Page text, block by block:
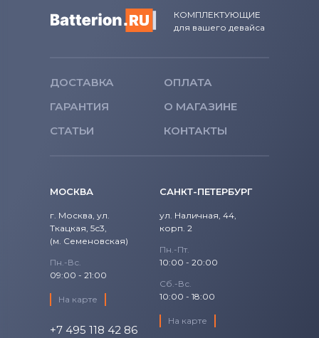
КОМПЛЕКТУЮЩИЕ
для вашего девайса
ДОСТАВКА
ОПЛАТА
ГАРАНТИЯ
О МАГАЗИНЕ
СТАТЬИ
КОНТАКТЫ
МОСКВА
г. Москва, ул.
Ткацкая, 5с3,
(м. Семеновская)
Пн.-Вс.
09:00 - 21:00
На карте
+7 495 118 42 86
САНКТ-ПЕТЕРБУРГ
ул. Наличная, 44,
корп. 2
Пн.-Пт.
10:00 - 20:00
Сб.-Вс.
10:00 - 18:00
На карте